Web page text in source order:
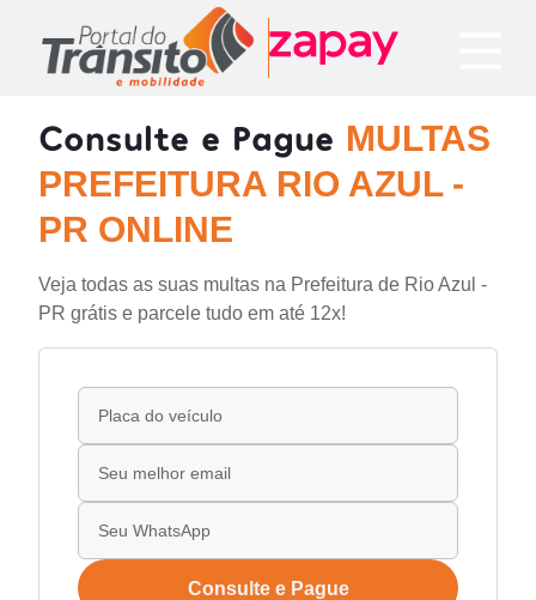
Consulte e Pague MULTAS
PREFEITURA RIO AZUL -
PR ONLINE
Veja todas as suas multas na Prefeitura de Rio Azul -
PR grátis e parcele tudo em até 12x!
Consulte e Pague